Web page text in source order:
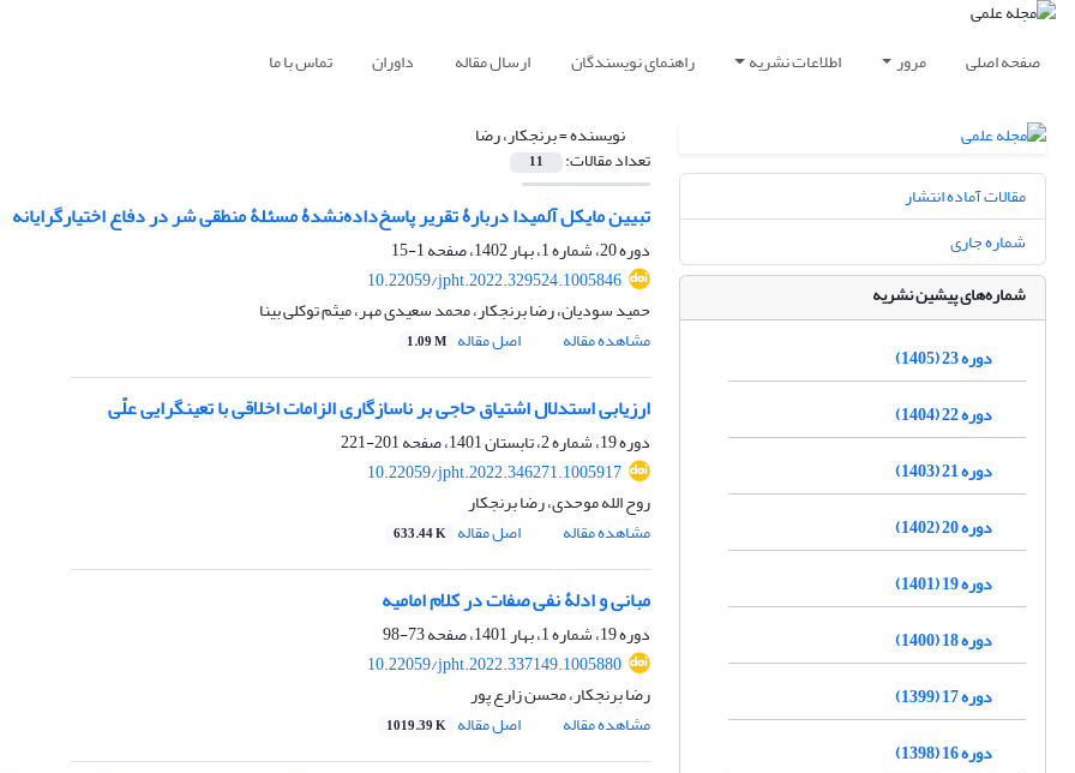
صفحه اصلی مرور اطلاعات نشریه راهنمای نویسندگان ارسال مقاله داوران تماس با ما
نویسنده =برنجکار، رضا
تعداد مقالات: 11
تبیین مایکل آلمیدا دربارۀ تقریر پاسخ‌داده‌نشدۀ مسئلۀ منطقی شر در دفاع اختیارگرایانه
دوره 20، شماره 1، بهار 1402، صفحه
1-15
10.22059/jpht.2022.329524.1005846
حمید سودیان، رضا برنجکار، محمد سعیدی مهر، میثم توکلی بینا
مشاهده مقاله
اصل مقاله 1.09 M
ارزیابی استدلال اشتیاق حاجی بر ناسازگاری الزامات اخلاقی با تعین‏گرایی علّی
دوره 19، شماره 2، تابستان 1401، صفحه
201-221
10.22059/jpht.2022.346271.1005917
روح الله موحدی، رضا برنجکار
مشاهده مقاله
اصل مقاله 633.44 K
مبانی و ادلۀ نفی صفات در کلام امامیه
دوره 19، شماره 1، بهار 1401، صفحه
73-98
10.22059/jpht.2022.337149.1005880
رضا برنجکار، محسن زارع پور
مشاهده مقاله
اصل مقاله 1019.39 K
مقالات آماده انتشار
شماره جاری
شماره‌های پیشین نشریه
دوره 23 (1405)
دوره 22 (1404)
دوره 21 (1403)
دوره 20 (1402)
دوره 19 (1401)
دوره 18 (1400)
دوره 17 (1399)
دوره 16 (1398)